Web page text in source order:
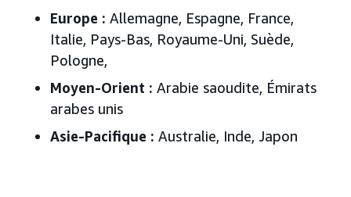
Europe : Allemagne, Espagne, France,
Italie, Pays-Bas, Royaume-Uni, Suède,
Pologne,
Moyen-Orient : Arabie saoudite, Émirats
arabes unis
Asie-Pacifique : Australie, Inde, Japon